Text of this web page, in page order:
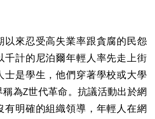
以來忍受高失業率跟貪腐的民怨
千計的尼泊爾年輕人率先走上街
士是學生，他們穿著學校或大學
為Z世代革命。抗議活動出於網
有明確的組織領導，年輕人在網